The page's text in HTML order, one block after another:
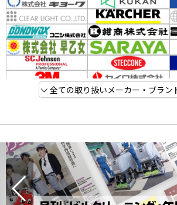
全ての取り扱いメーカー・ブラン